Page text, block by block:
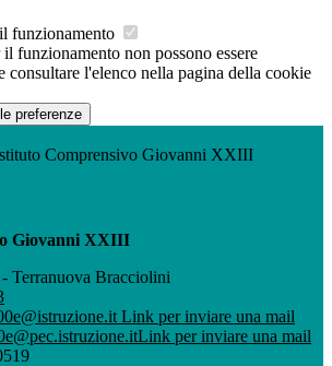
funzionamento
funzionamento non possono essere
consultare l'elenco nella pagina della cookie
preferenze
Comprensivo Giovanni XXIII
Giovanni XXIII
Terranuova Bracciolini
Link per inviare una mail
Link per inviare una mail